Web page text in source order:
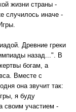
жизни страны -
случилось иначе -
Древние греки
назад...". В
богам, а
Вместе с
она звучит так:
я буду
своим участием -